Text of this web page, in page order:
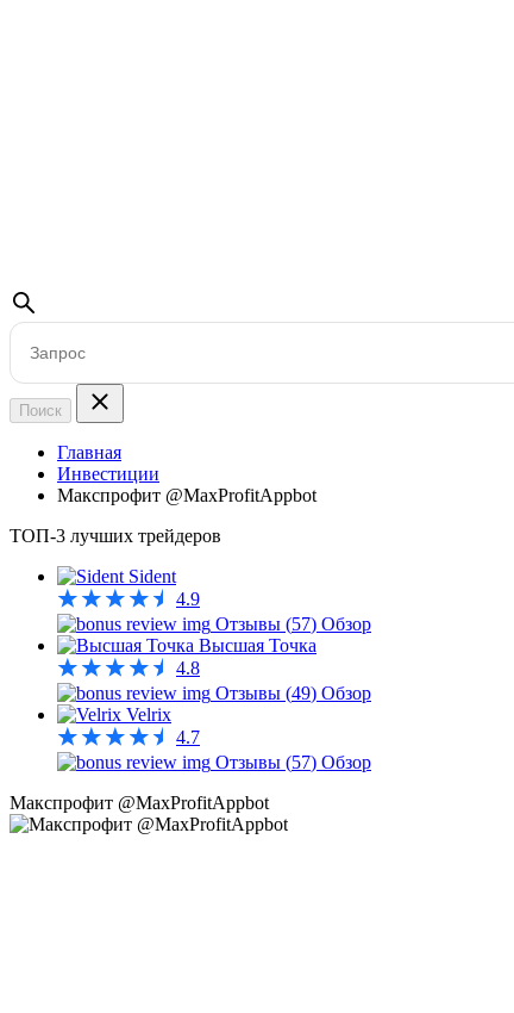
Поиск
Главная
Инвестиции
Макспрофит @MaxProfitAppbot
ТОП-3 лучших трейдеров
Sident
4.9
Отзывы (57) Обзор
Высшая Точка
4.8
Отзывы (49) Обзор
Velrix
4.7
Отзывы (57) Обзор
Макспрофит @MaxProfitAppbot